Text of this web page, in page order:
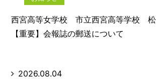
西宮高等女学校 市立西宮高等学校
【重要】会報誌の郵送
2026.08.04